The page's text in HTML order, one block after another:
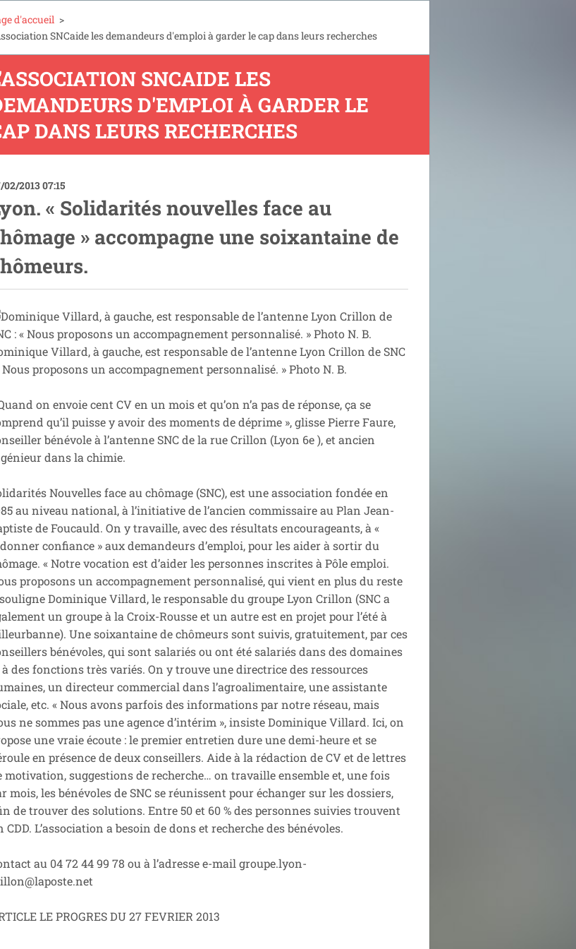
d'accueil >
SNCaide les demandeurs d'emploi à garder le cap dans leurs recherches
SNCAIDE LES
D'EMPLOI À GARDER LE
DANS LEURS RECHERCHES
02/2013 07:15
« Solidarités nouvelles face au
» accompagne une soixantaine de
Villard, à gauche, est responsable de l’antenne Lyon Crillon de SNC
Nous proposons un accompagnement personnalisé. » Photo N. B.
on envoie cent CV en un mois et qu’on n’a pas de réponse, ça se
qu’il puisse y avoir des moments de déprime », glisse Pierre Faure,
bénévole à l’antenne SNC de la rue Crillon (Lyon 6e), et ancien
dans la chimie.
Nouvelles face au chômage (SNC), est une association fondée en
au niveau national, à l’initiative de l’ancien commissaire au Plan Jean-
de Foucauld. On y travaille, avec des résultats encourageants, à «
confiance » aux demandeurs d’emploi, pour les aider à sortir du
« Notre vocation est d’aider les personnes inscrites à Pôle emploi.
proposons un accompagnement personnalisé, qui vient en plus du reste
souligne Dominique Villard, le responsable du groupe Lyon Crillon (SNC a
un groupe à la Croix-Rousse et un autre est en projet pour l’été à
Une soixantaine de chômeurs sont suivis, gratuitement, par ces
bénévoles, qui sont salariés ou ont été salariés dans des domaines
à des fonctions très variés. On y trouve une directrice des ressources
un directeur commercial dans l’agroalimentaire, une assistante
etc. « Nous avons parfois des informations par notre réseau, mais
ne sommes pas une agence d’intérim », insiste Dominique Villard. Ici, on
une vraie écoute : le premier entretien dure une demi-heure et se
en présence de deux conseillers. Aide à la rédaction de CV et de lettres
motivation, suggestions de recherche… on travaille ensemble et, une fois
mois, les bénévoles de SNC se réunissent pour échanger sur les dossiers,
de trouver des solutions. Entre 50 et 60 % des personnes suivies trouvent
CDD. L’association a besoin de dons et recherche des bénévoles.
au 04 72 44 99 78 ou à l’adresse e-mail groupe.lyon-
LE PROGRES DU 27 FEVRIER 2013